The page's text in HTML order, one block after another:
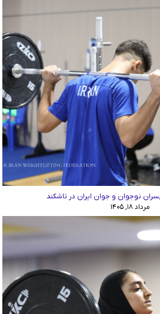
نوجوان و جوان ایران در تاشکند
مرداد ۱۸, ۱۴۰۵